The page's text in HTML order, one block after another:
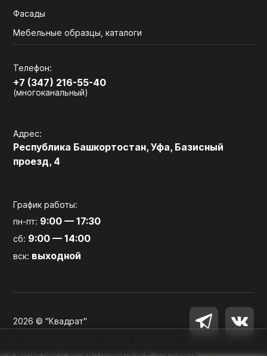
Фасады
Мебельные образцы, каталоги
Телефон:
+7 (347) 216-55-40
(многоканальный)
Адрес:
Республика Башкортостан, Уфа, Базисный
проезд, 4
График работы:
пн-пт: 9:00 — 17:30
сб: 9:00 — 14:00
вск: выходной
2026 © "Квадрат"
и маркетинга. Можно принять все, отклонить